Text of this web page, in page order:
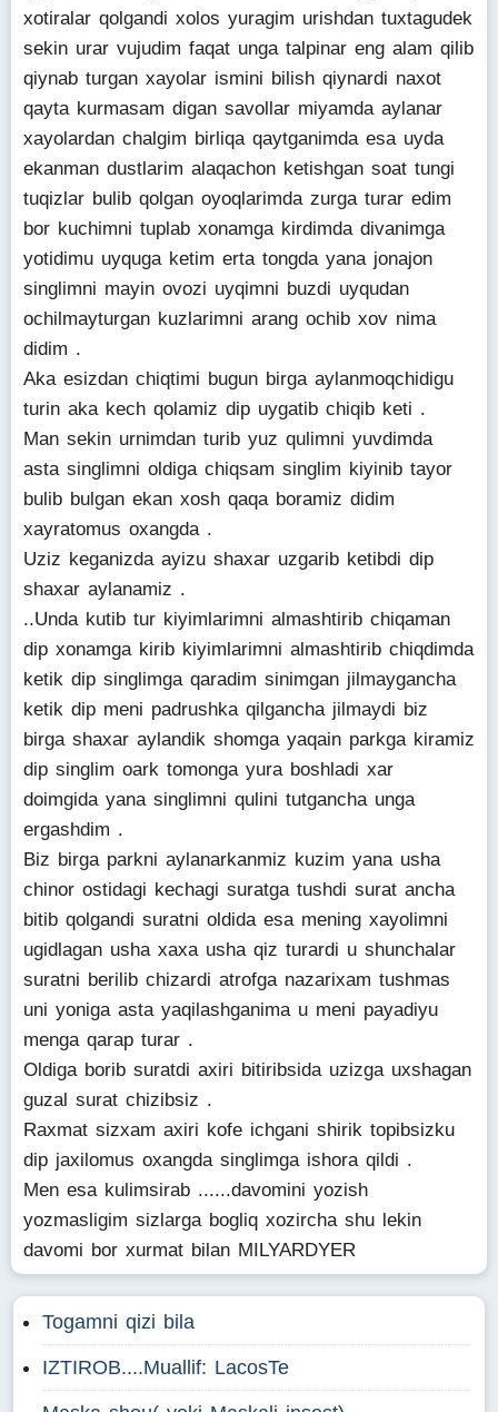
xotiralar qolgandi xolos yuragim urishdan tuxtagudek
sekin urar vujudim faqat unga talpinar eng alam qilib
qiynab turgan xayolar ismini bilish qiynardi naxot
qayta kurmasam digan savollar miyamda aylanar
xayolardan chalgim birliqa qaytganimda esa uyda
ekanman dustlarim alaqachon ketishgan soat tungi
tuqizlar bulib qolgan oyoqlarimda zurga turar edim
bor kuchimni tuplab xonamga kirdimda divanimga
yotidimu uyquga ketim erta tongda yana jonajon
singlimni mayin ovozi uyqimni buzdi uyqudan
ochilmayturgan kuzlarimni arang ochib xov nima
didim .
Aka esizdan chiqtimi bugun birga aylanmoqchidigu
turin aka kech qolamiz dip uygatib chiqib keti .
Man sekin urnimdan turib yuz qulimni yuvdimda
asta singlimni oldiga chiqsam singlim kiyinib tayor
bulib bulgan ekan xosh qaqa boramiz didim
xayratomus oxangda .
Uziz keganizda ayizu shaxar uzgarib ketibdi dip
shaxar aylanamiz .
..Unda kutib tur kiyimlarimni almashtirib chiqaman
dip xonamga kirib kiyimlarimni almashtirib chiqdimda
ketik dip singlimga qaradim sinimgan jilmaygancha
ketik dip meni padrushka qilgancha jilmaydi biz
birga shaxar aylandik shomga yaqain parkga kiramiz
dip singlim oark tomonga yura boshladi xar
doimgida yana singlimni qulini tutgancha unga
ergashdim .
Biz birga parkni aylanarkanmiz kuzim yana usha
chinor ostidagi kechagi suratga tushdi surat ancha
bitib qolgandi suratni oldida esa mening xayolimni
ugidlagan usha xaxa usha qiz turardi u shunchalar
suratni berilib chizardi atrofga nazarixam tushmas
uni yoniga asta yaqilashganima u meni payadiyu
menga qarap turar .
Oldiga borib suratdi axiri bitiribsida uzizga uxshagan
guzal surat chizibsiz .
Raxmat sizxam axiri kofe ichgani shirik topibsizku
dip jaxilomus oxangda singlimga ishora qildi .
Men esa kulimsirab ......davomini yozish
yozmasligim sizlarga bogliq xozircha shu lekin
davomi bor xurmat bilan MILYARDYER
Togamni qizi bila
IZTIROB....Muallif: LacosTe